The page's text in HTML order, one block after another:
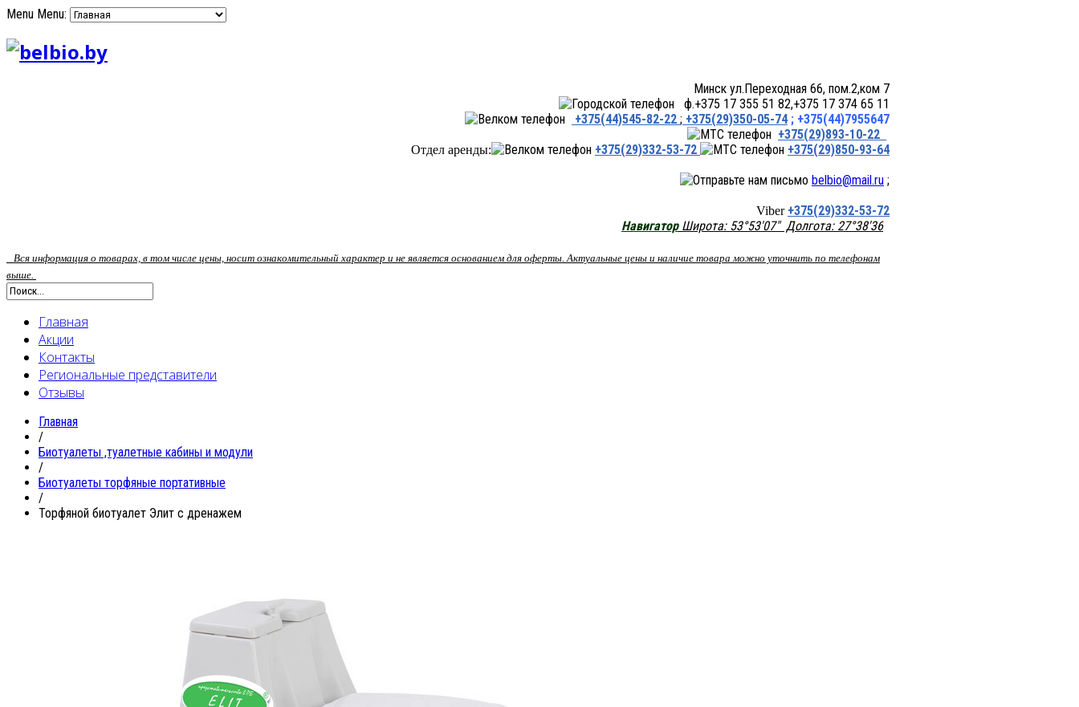
Menu Menu:
Минск ул.Переходная 66, пом.2,ком 7
ф.+375 17 355 51 82,+375 17 374 65 11
+375(44)545-82-22 ; +375(29)350-05-74 ; +375(44)7955647
+375(29)893-10-22
Отдел аренды: +375(29)332-53-72
+375(29)850-93-64
belbio@mail.ru ;
Viber +375(29)332-53-72
НавигаторШирота: 53°53'07" Долгота: 27°38'36
Вся информация о товарах, в том числе цены, носит ознакомительный характер и не является основанием для оферты. Актуальные цены и наличие товара можно уточнить по телефонам
выше.
Главная
Акции
Контакты
Региональные представители
Отзывы
Главная
/
Биотуалеты ,туалетные кабины и модули
/
Биотуалеты торфяные портативные
/
Торфяной биотуалет Элит с дренажем